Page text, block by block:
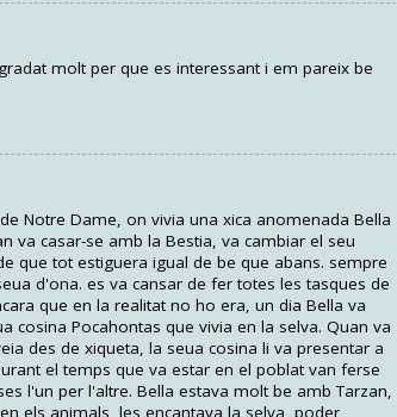
molt per que es interessant i em pareix be
Notre Dame, on vivia una xica anomenada Bella
va casar-se amb la Bestia, va cambiar el seu
que tot estiguera igual de be que abans. sempre
d'ona. es va cansar de fer totes les tasques de
que en la realitat no ho era, un dia Bella va
cosina Pocahontas que vivia en la selva. Quan va
des de xiqueta, la seua cosina li va presentar a
el temps que va estar en el poblat van ferse
l'un per l'altre. Bella estava molt be amb Tarzan,
els animals, les encantava la selva, poder